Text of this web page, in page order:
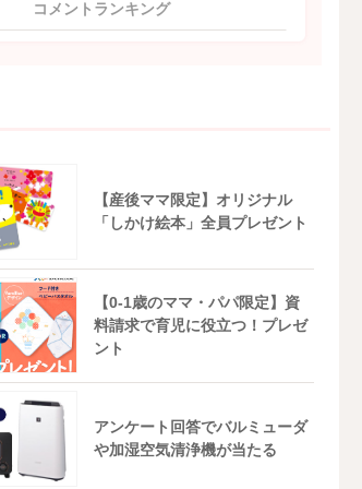
コメントランキング
【産後ママ限定】オリジナル
「しかけ絵本」全員プレゼント
【0-1歳のママ・パパ限定】資
料請求で育児に役立つ！プレゼ
ント
アンケート回答でバルミューダ
や加湿空気清浄機が当たる